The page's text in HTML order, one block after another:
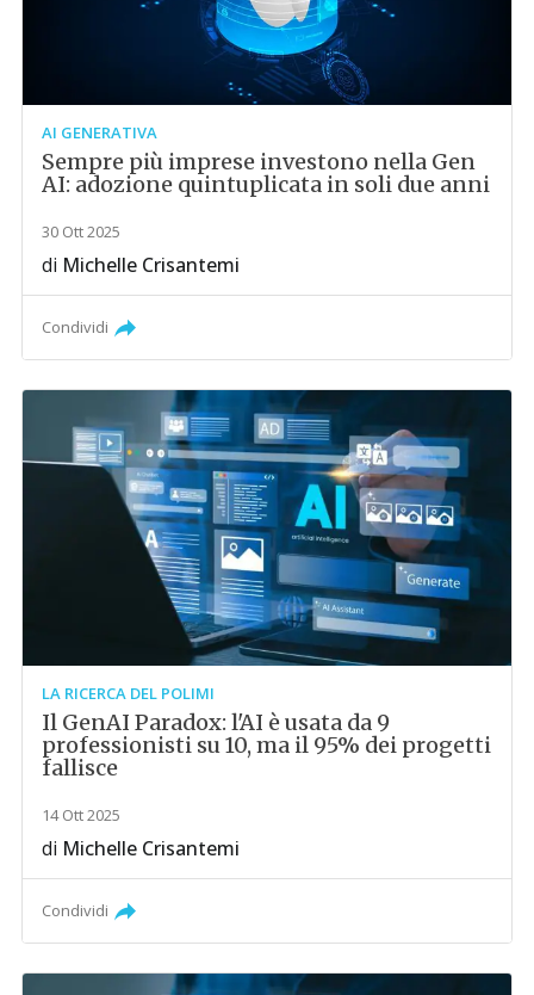
AI GENERATIVA
Sempre più imprese investono nella Gen
AI: adozione quintuplicata in soli due anni
30 Ott 2025
di Michelle Crisantemi
Condividi
LA RICERCA DEL POLIMI
Il GenAI Paradox: l'AI è usata da 9
professionisti su 10, ma il 95% dei progetti
fallisce
14 Ott 2025
di Michelle Crisantemi
Condividi